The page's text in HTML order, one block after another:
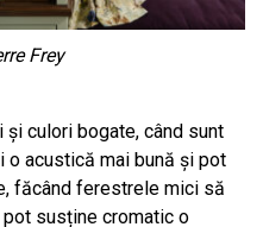
Frey
și culori bogate, când sunt
o acustică mai bună și pot
făcând ferestrele mici să
susține cromatic o